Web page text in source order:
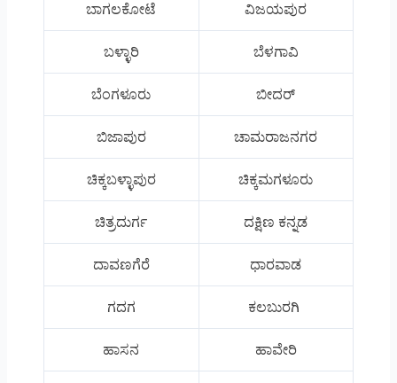
ಬಾಗಲಕೋಟೆ ವಿಜಯಪುರ
ಬಳ್ಳಾರಿ ಬೆಳಗಾವಿ
ಬೆಂಗಳೂರು ಬೀದರ್
ಬಿಜಾಪುರ ಚಾಮರಾಜನಗರ
ಚಿಕ್ಕಬಳ್ಳಾಪುರ ಚಿಕ್ಕಮಗಳೂರು
ಚಿತ್ರದುರ್ಗ ದಕ್ಷಿಣ ಕನ್ನಡ
ದಾವಣಗೆರೆ ಧಾರವಾಡ
ಗದಗ ಕಲಬುರಗಿ
ಹಾಸನ ಹಾವೇರಿ